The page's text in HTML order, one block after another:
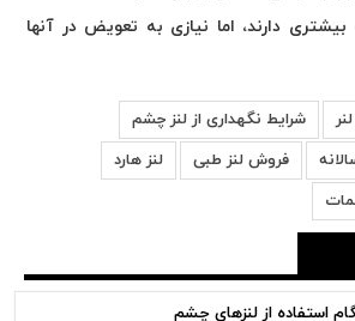
بیشتری دارند، اما نیازی به تعویض در آنها
شرایط نگهداری از لنز چشم
فروش لنز طبی
لنز هارد
استفاده از لنزهای چشم